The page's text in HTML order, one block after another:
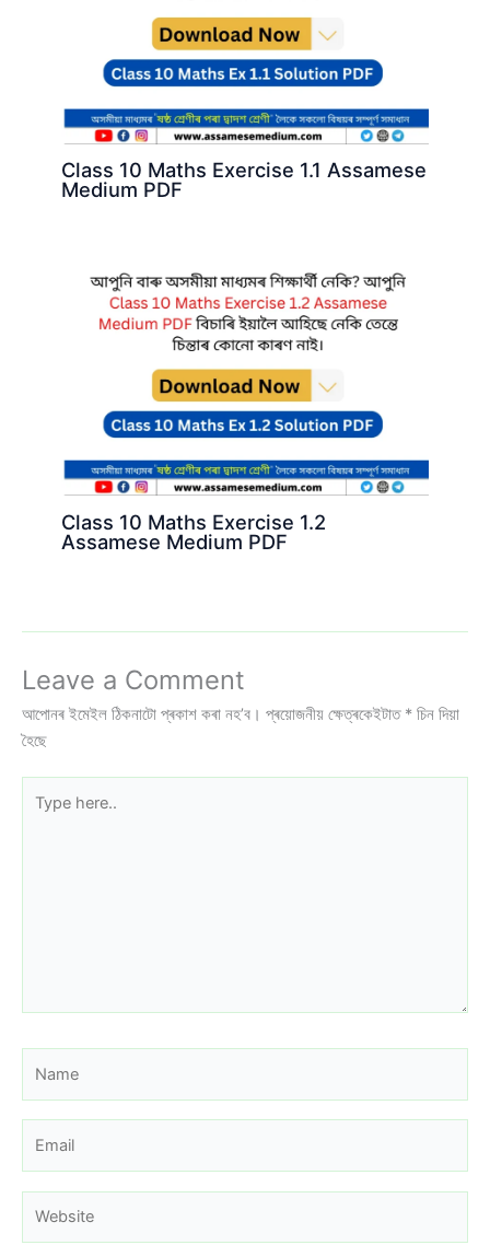
Class 10 Maths Exercise 1.1 Assamese
Medium PDF
Class 10 Maths Exercise 1.2
Assamese Medium PDF
Leave a Comment
আপোনৰ ইমেইল ঠিকনাটো প্ৰকাশ কৰা নহ’ব। প্ৰয়োজনীয় ক্ষেত্ৰকেইটাত * চিন দিয়া
হৈছে
here..